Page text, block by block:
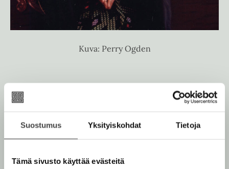
Suostumus Yksityiskohdat Tietoja
Tämä sivusto käyttää evästeitä
Kuva: Perry Ogden
Teokset